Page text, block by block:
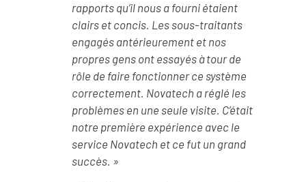
rapports qu’il nous a fourni étaient
clairs et concis. Les sous-traitants
engagés antérieurement et nos
propres gens ont essayés à tour de
rôle de faire fonctionner ce système
correctement. Novatech a réglé les
problèmes en une seule visite. C’était
notre première expérience avec le
service Novatech et ce fut un grand
succès. »